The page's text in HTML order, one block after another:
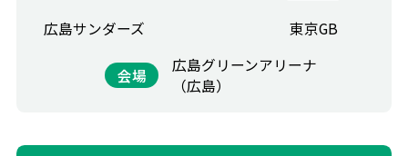
広島サンダーズ 東京GB
会場
広島グリーンアリーナ
（広島）